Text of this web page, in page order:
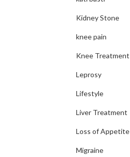
Kidney Stone
knee pain
Knee Treatment
Leprosy
Lifestyle
Liver Treatment
Loss of Appetite
Migraine